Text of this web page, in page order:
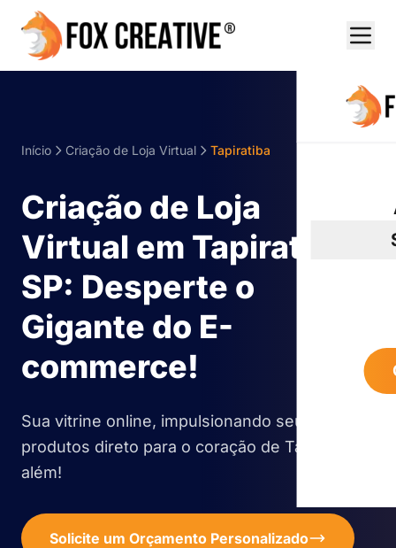
Início Criação de Loja Virtual Tapiratiba
Criação de Loja
Virtual em Tapiratiba -
SP: Desperte o
Gigante do E-
commerce!
Sua vitrine online, impulsionando seus
produtos direto para o coração de Tapiratiba e
além!
Solicite um Orçamento Personalizado